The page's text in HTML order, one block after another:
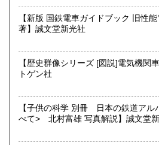
営業時間：(平日)10:00-17:00
定休日：土日祝休/臨時休業有
★出張買取・郵送買取(※要事前相談
お気軽にご相談ください。
取り扱い分野
近代文献、趣味、サブカルチャー、
【新版 国鉄電車ガイドブック 旧性
著】誠文堂新光社
【歴史群像シリーズ [図説]電気機
トゲン社
【子供の科学 別冊 日本の鉄道アル
べて> 北村富雄 写真解説】誠文堂